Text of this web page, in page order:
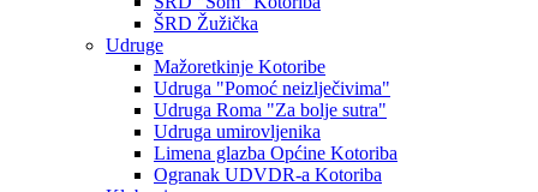
ŠRD Žužička
Udruge
Mažoretkinje Kotoribe
Udruga "Pomoć neizlječivima"
Udruga Roma "Za bolje sutra"
Udruga umirovljenika
Limena glazba Općine Kotoriba
Ogranak UDVDR-a Kotoriba